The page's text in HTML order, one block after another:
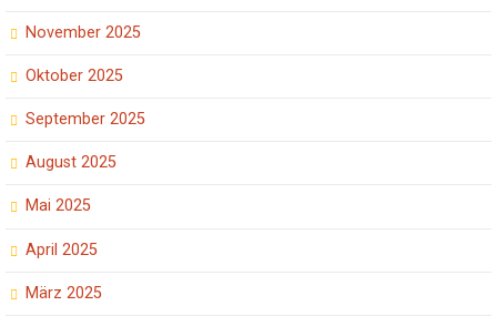
November 2025
Oktober 2025
September 2025
August 2025
Mai 2025
April 2025
März 2025